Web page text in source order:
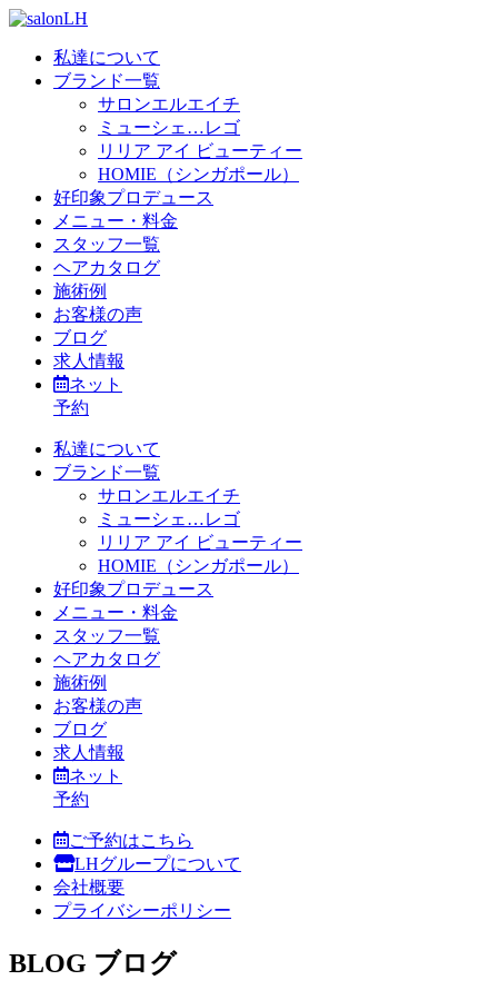
私達について
ブランド一覧
サロンエルエイチ
ミューシェ…レゴ
リリア アイ ビューティー
HOMIE（シンガポール）
好印象プロデュース
メニュー・料金
スタッフ一覧
ヘアカタログ
施術例
お客様の声
ブログ
求人情報
ネット
予約
私達について
ブランド一覧
サロンエルエイチ
ミューシェ…レゴ
リリア アイ ビューティー
HOMIE（シンガポール）
好印象プロデュース
メニュー・料金
スタッフ一覧
ヘアカタログ
施術例
お客様の声
ブログ
求人情報
ネット
予約
ご予約はこちら
LHグループについて
会社概要
プライバシーポリシー
BLOG ブログ